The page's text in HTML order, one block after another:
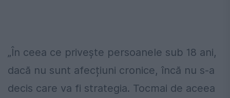
„În ceea ce privește persoanele sub 18 ani,
dacă nu sunt afecțiuni cronice, încă nu s-a
decis care va fi strategia. Tocmai de aceea